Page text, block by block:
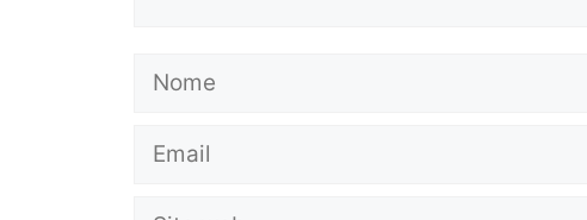
Nome
Email